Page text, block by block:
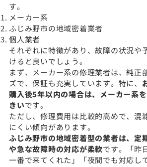
す。
メーカー系
ふじみ野市の地域密着業者
個人業者
それぞれに特徴があり、故障の状況や
けると良いでしょう。
まず、メーカー系の修理業者は、純正
ズで、保証も充実しています。特に、
購入後5年以内の場合は、メーカー系
きいです。
ただし、修理費用は比較的高めで、混
にくい傾向があります。
ふじみ野市の地域密着型の業者は、定
や急な故障時の対応が柔軟です。「昨
一番で来てくれた」「夜間でも対応し